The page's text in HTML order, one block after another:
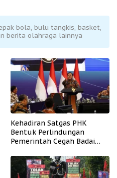
bola, bulu tangkis, basket,
berita olahraga lainnya
Kehadiran Satgas PHK
Bentuk Perlindungan
Pemerintah Cegah Badai